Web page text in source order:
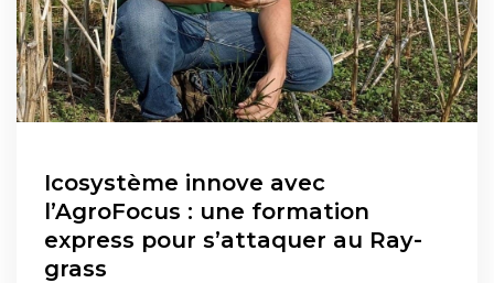
Icosystème innove avec
l’AgroFocus : une formation
express pour s’attaquer au Ray-
grass